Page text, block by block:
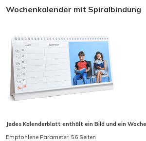
Wochenkalender mit Spiralbindung
Jedes Kalenderblatt enthält ein Bild und ein
Empfohlene Parameter: 56 Seiten